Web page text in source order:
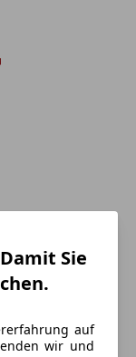
Sie
auf
wir und